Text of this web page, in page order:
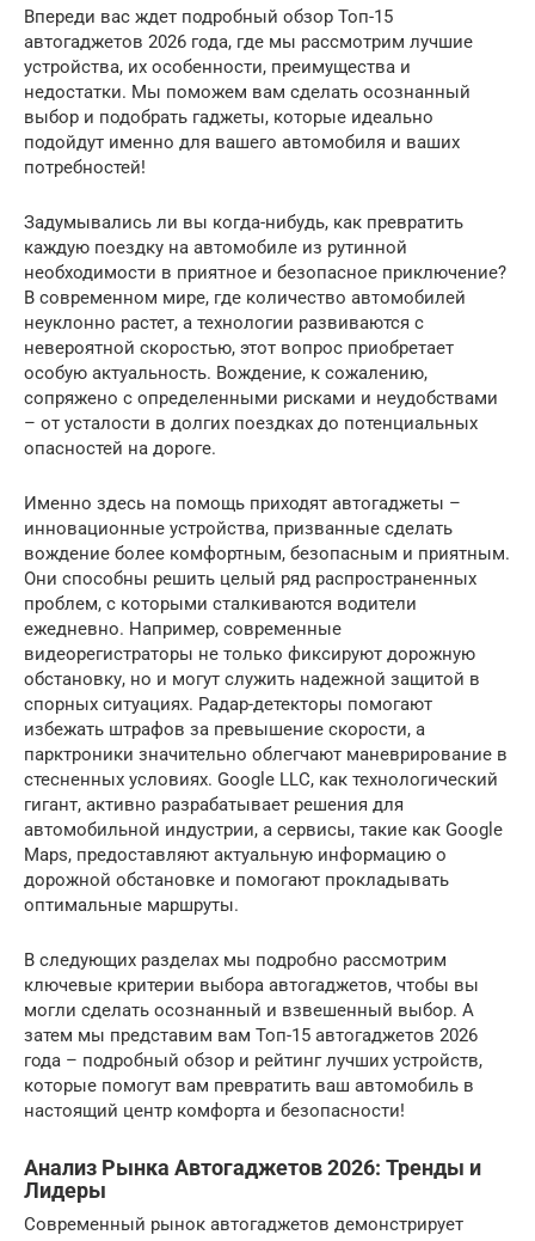
Впереди вас ждет подробный обзор Топ-15
автогаджетов 2026 года, где мы рассмотрим лучшие
устройства, их особенности, преимущества и
недостатки. Мы поможем вам сделать осознанный
выбор и подобрать гаджеты, которые идеально
подойдут именно для вашего автомобиля и ваших
потребностей!
Задумывались ли вы когда-нибудь, как превратить
каждую поездку на автомобиле из рутинной
необходимости в приятное и безопасное приключение?
В современном мире, где количество автомобилей
неуклонно растет, а технологии развиваются с
невероятной скоростью, этот вопрос приобретает
особую актуальность. Вождение, к сожалению,
сопряжено с определенными рисками и неудобствами
– от усталости в долгих поездках до потенциальных
опасностей на дороге.
Именно здесь на помощь приходят автогаджеты –
инновационные устройства, призванные сделать
вождение более комфортным, безопасным и приятным.
Они способны решить целый ряд распространенных
проблем, с которыми сталкиваются водители
ежедневно. Например, современные
видеорегистраторы не только фиксируют дорожную
обстановку, но и могут служить надежной защитой в
спорных ситуациях. Радар-детекторы помогают
избежать штрафов за превышение скорости, а
парктроники значительно облегчают маневрирование в
стесненных условиях. Google LLC, как технологический
гигант, активно разрабатывает решения для
автомобильной индустрии, а сервисы, такие как Google
Maps, предоставляют актуальную информацию о
дорожной обстановке и помогают прокладывать
оптимальные маршруты.
В следующих разделах мы подробно рассмотрим
ключевые критерии выбора автогаджетов, чтобы вы
могли сделать осознанный и взвешенный выбор. А
затем мы представим вам Топ-15 автогаджетов 2026
года – подробный обзор и рейтинг лучших устройств,
которые помогут вам превратить ваш автомобиль в
настоящий центр комфорта и безопасности!
Анализ Рынка Автогаджетов 2026: Тренды и
Лидеры
Современный рынок автогаджетов демонстрирует